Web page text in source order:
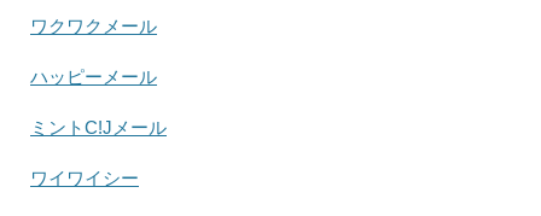
ワクワクメール
ハッピーメール
ミントC!Jメール
ワイワイシー